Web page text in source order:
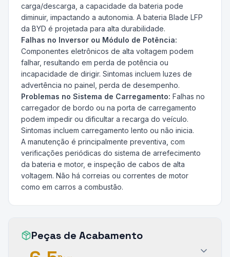
carga/descarga, a capacidade da bateria pode
diminuir, impactando a autonomia. A bateria Blade LFP
da BYD é projetada para alta durabilidade.
Falhas no Inversor ou Módulo de Potência:
Componentes eletrônicos de alta voltagem podem
falhar, resultando em perda de potência ou
incapacidade de dirigir. Sintomas incluem luzes de
advertência no painel, perda de desempenho.
Problemas no Sistema de Carregamento: Falhas no
carregador de bordo ou na porta de carregamento
podem impedir ou dificultar a recarga do veículo.
Sintomas incluem carregamento lento ou não inicia.
A manutenção é principalmente preventiva, com
verificações periódicas do sistema de arrefecimento
da bateria e motor, e inspeção de cabos de alta
voltagem. Não há correias ou correntes de motor
como em carros a combustão.
Peças de Acabamento